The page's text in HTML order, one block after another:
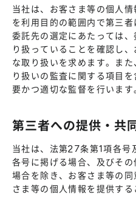
当社は、お客さま等の個人
を利用目的の範囲内で第三者
委託先の選定にあたっては
り扱っていることを確認し
な取り扱いを求めます。ま
り扱いの監査に関する項目
要かつ適切な監督を行います
第三者への提供・共
当社は、法第27条第1項各号
各号に掲げる場合、及びそ
場合を除き、お客さま等の
さま等の個人情報を提供す